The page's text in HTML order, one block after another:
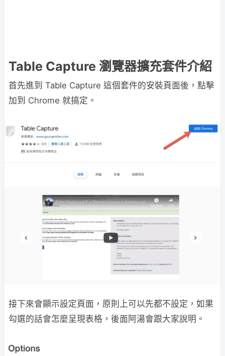
Table Capture 瀏覽器擴充套件介紹
首先進到 Table Capture 這個套件的安裝頁面後，點擊
加到 Chrome 就搞定。
接下來會顯示設定頁面，原則上可以先都不設定，如果
勾選的話會怎麼呈現表格，後面阿湯會跟大家說明。